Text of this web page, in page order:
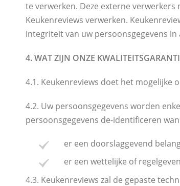
te verwerken. Deze externe
Keukenreviews verwerken.
integriteit van uw persoonsgegevens in
4. WAT ZIJN ONZE
4.1. Keukenreviews doet het mogelijke
4.2. Uw persoonsgegevens worden
persoonsgegevens de-identificeren
er een doorslaggevend
er een wettelijke of
4.3. Keukenreviews zal de gepaste